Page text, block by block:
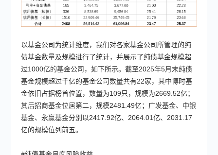
以基金公司为统计维度，我们对各家基金公司所管理的纯
债基金数量及规模进行了统计，并展示了纯债基金规模超
过1000亿的基金公司，如下所示。截至2025年5月末纯债
基金规模超过千亿的基金公司数量共有22家，其中博时基
金依旧占据榜首位置，数量为109只，规模为2669.52亿；
其后招商基金位居第二，规模2481.49亿；广发基金、中银
基金、永赢基金分别以2417.92亿、2064.01亿、2031.17
亿的规模位列前五。